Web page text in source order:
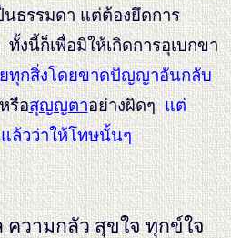
นธรรมดา แต่ต้องยึดการ
นี้ก็เพื่อมิให้เกิดการอุเบกขา
ทุกสิ่งโดยขาดปัญญาอันกลับ
รือสุญญตาอย่างผิดๆแต่
ล้วว่าให้โทษนั้นๆ
ความกลัว สุขใจ ทุกข์ใจ